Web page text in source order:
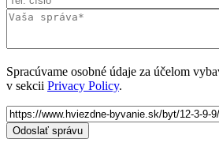
Spracúvame osobné údaje za účelom
v sekcii Privacy Policy.